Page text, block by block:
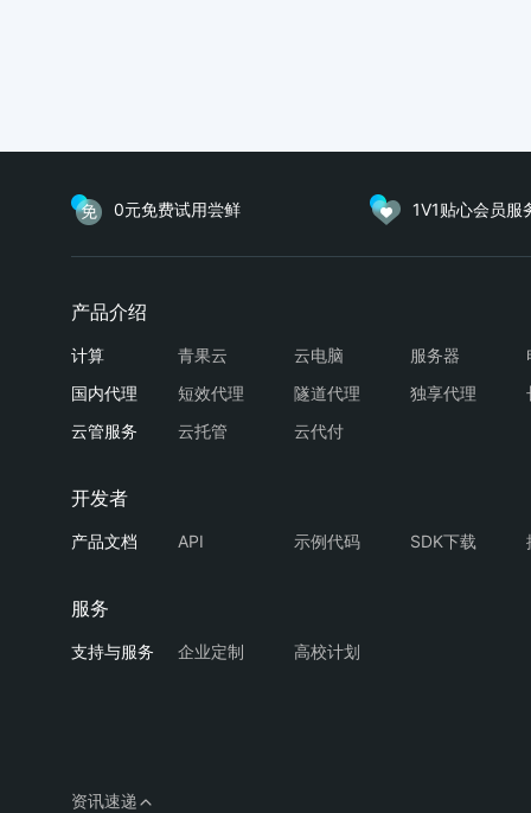
0元免费试用尝鲜 1V1贴心会员服
青果云 云电脑 服务器
短效代理
隧道代理 独享代理
云托管
云代付
API 示例代码 SDK下载
企业定制 高校计划
资讯速递